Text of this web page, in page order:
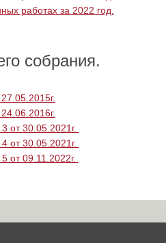
работах за 2022 год.
собрания.
от 30.05.2021г.
от 30.05.2021г.
09.11.2022г.